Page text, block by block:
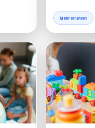
Mehr erfahren